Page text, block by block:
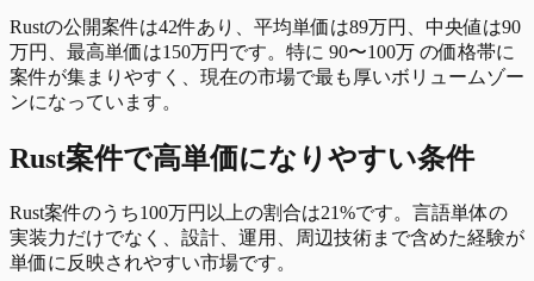
Rustの公開案件は42件あり、平均単価は89万円、中央値は90
万円、最高単価は150万円です。特に 90〜100万 の価格帯に
案件が集まりやすく、現在の市場で最も厚いボリュームゾー
ンになっています。
Rust案件で高単価になりやすい条件
Rust案件のうち100万円以上の割合は21%です。言語単体の
実装力だけでなく、設計、運用、周辺技術まで含めた経験が
単価に反映されやすい市場です。